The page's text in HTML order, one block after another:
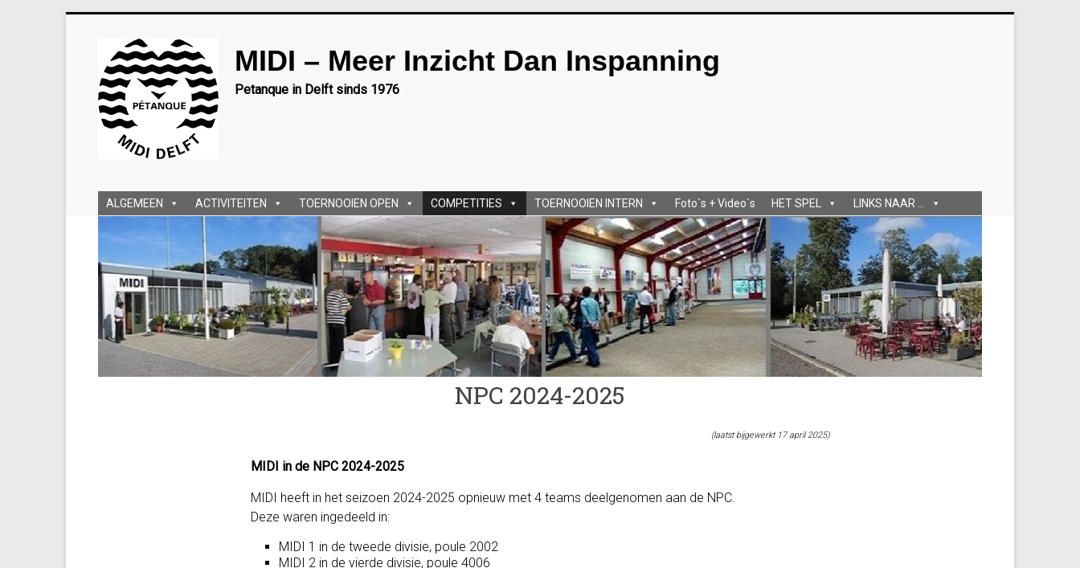
MIDI – Meer Inzicht Dan Inspanning
Petanque in Delft sinds 1976
ALGEMEEN ACTIVITEITEN TOERNOOIEN OPEN COMPETITIES TOERNOOIEN INTERN Foto`s + Video`s HET SPEL LINKS NAAR ...
NPC 2024-2025
(laatst bijgewerkt 17 april 2025)
MIDI in de NPC 2024-2025
MIDI heeft in het seizoen 2024-2025 opnieuw met 4 teams deelgenomen aan de NPC.
Deze waren ingedeeld in:
MIDI 1 in de tweede divisie, poule 2002
MIDI 2 in de vierde divisie, poule 4006